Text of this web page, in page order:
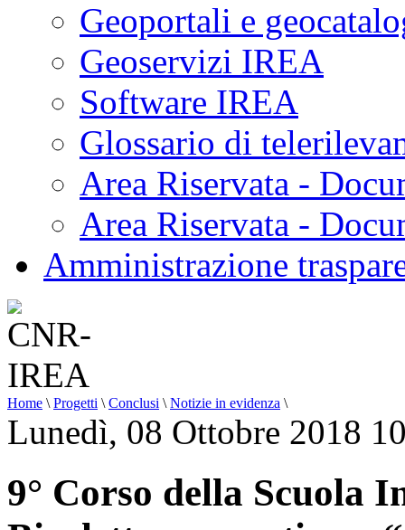
Geoportali e
Geoservizi IREA
Software IREA
Glossario di
Area Riservata -
Area Riservata -
Amministrazione
Home \ Progetti \ Conclusi \ Notizie in evidenza \
Lunedì, 08 Ottobre 2018
9° Corso della Scuola